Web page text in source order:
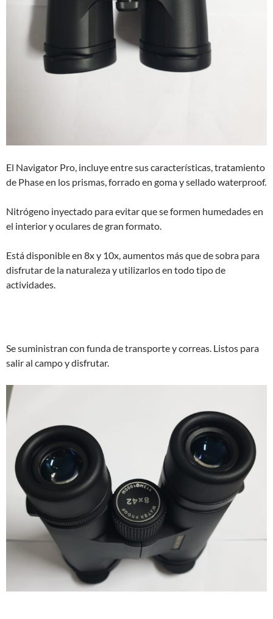
El Navigator Pro, incluye entre sus características, tratamiento
de Phase en los prismas, forrado en goma y sellado waterproof.
Nitrógeno inyectado para evitar que se formen humedades en
el interior y oculares de gran formato.
Está disponible en 8x y 10x, aumentos más que de sobra para
disfrutar de la naturaleza y utilizarlos en todo tipo de
actividades.
Se suministran con funda de transporte y correas. Listos para
salir al campo y disfrutar.